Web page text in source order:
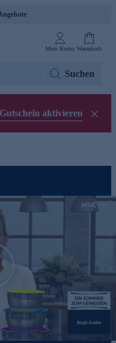
Mein Konto Warenkorb
Suchen
Gutschein aktivieren